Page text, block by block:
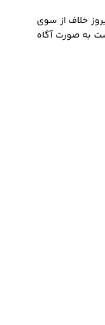
خلاف از سوی
به صورت آگاه